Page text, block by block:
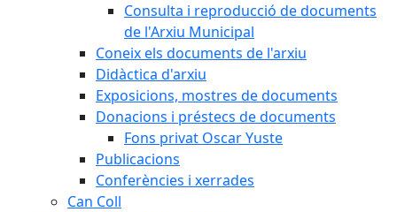
Consulta i reproducció de documents
de l'Arxiu Municipal
Coneix els documents de l'arxiu
Didàctica d'arxiu
Exposicions, mostres de documents
Donacions i préstecs de documents
Fons privat Oscar Yuste
Publicacions
Conferències i xerrades
Can Coll